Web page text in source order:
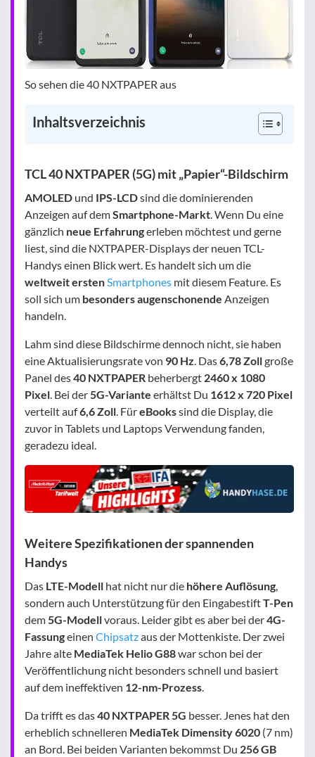
So sehen die 40 NXTPAPER aus
Inhaltsverzeichnis
TCL 40 NXTPAPER (5G) mit „Papier“-Bildschirm
AMOLED und IPS-LCDsind die dominierenden
Anzeigen auf demSmartphone-Markt. Wenn Du eine
gänzlich neue Erfahrungerleben möchtest und gerne
liest, sind die NXTPAPER-Displays der neuen TCL-
Handys einen Blick wert. Es handelt sich um die
weltweit erstenSmartphones mit diesem Feature. Es
soll sich um besonders augenschonende Anzeigen
handeln.
Lahm sind diese Bildschirme dennoch nicht, sie haben
eine Aktualisierungsrate von 90 Hz. Das6,78 Zollgroße
Panel des40 NXTPAPER beherbergt 2460 x 1080
Pixel. Bei der5G-Variante erhältst Du 1612 x 720 Pixel
verteilt auf6,6 Zoll. FüreBookssind die Display, die
zuvor in Tablets und Laptops Verwendung fanden,
geradezu ideal.
Weitere Spezifikationen der spannenden
Handys
Das LTE-Modell hat nicht nur die höhere Auflösung,
sondern auch Unterstützung für den EingabestiftT-Pen
dem5G-Modellvoraus. Leider gibt es aber bei der4G-
Fassungeinen Chipsatzaus der Mottenkiste. Der zwei
Jahre alte MediaTek Helio G88war schon bei der
Veröffentlichung nicht besonders schnell und basiert
auf dem ineffektiven 12-nm-Prozess.
Da trifft es das40 NXTPAPER5G besser. Jenes hat den
erheblich schnelleren MediaTek Dimensity 6020 (7 nm)
an Bord. Bei beiden Varianten bekommst Du 256 GB